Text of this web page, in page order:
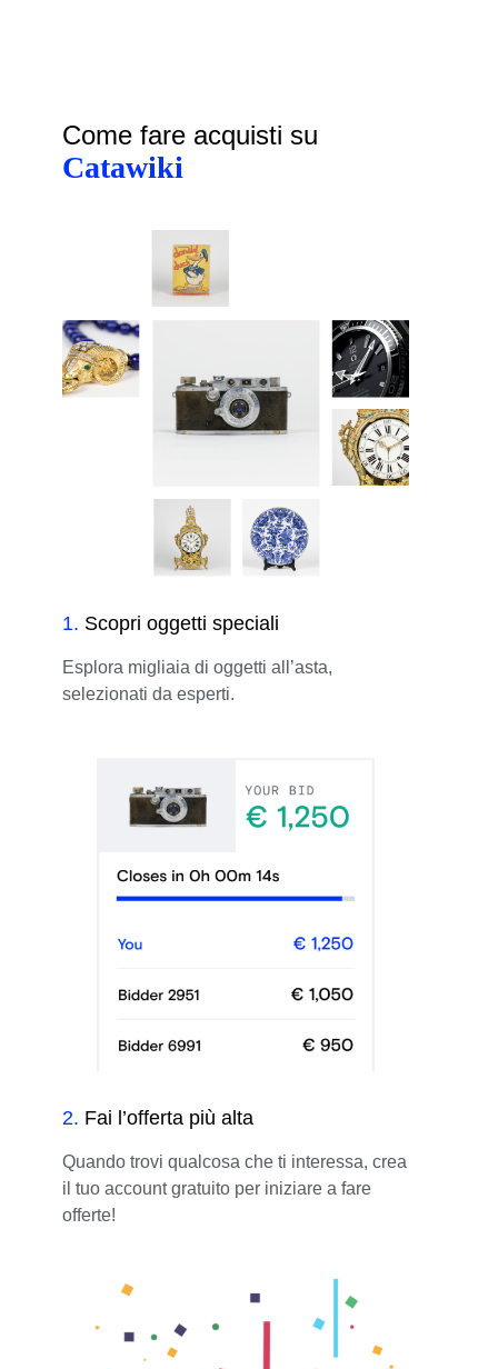
Come fare acquisti su
Catawiki
1. Scopri oggetti speciali
Esplora migliaia di oggetti all’asta,
selezionati da esperti.
2. Fai l’offerta più alta
Quando trovi qualcosa che ti interessa, crea
il tuo account gratuito per iniziare a fare
offerte!